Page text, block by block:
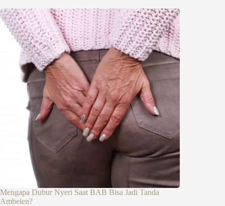
Mengapa Dubur Nyeri Saat BAB Bisa Jadi Tanda
Ambeien?